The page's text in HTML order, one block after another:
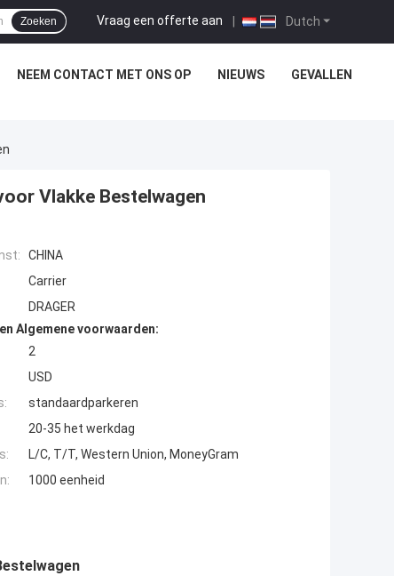
Dutch
Vraag een offerte aan |
Zoeken
NEEM CONTACT MET ONS OP NIEUWS GEVALLEN
Vlakke Bestelwagen
CHINA
Carrier
DRAGER
Algemene voorwaarden:
2
USD
standaardparkeren
20-35 het werkdag
L/C, T/T, Western Union, MoneyGram
1000 eenheid